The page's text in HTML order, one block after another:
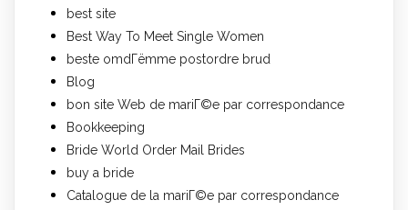
best site
Best Way To Meet Single Women
beste omdГёmme postordre brud
Blog
bon site Web de mariГ©e par correspondance
Bookkeeping
Bride World Order Mail Brides
buy a bride
Catalogue de la mariГ©e par correspondance